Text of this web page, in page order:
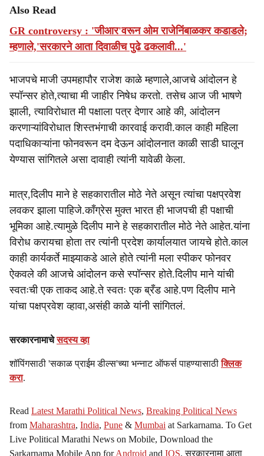
Also Read
GR controversy : 'जीआर'वरून ओम राजेनिंबाळकर कडाडले;
म्हणाले,'सरकारने आता दिवाळीच पुढे ढकलावी...'
भाजपचे माजी उपमहापौर राजेश काळे म्हणाले,आजचे आंदोलन हे
स्पॉन्सर होते,त्याचा मी जाहीर निषेध करतो. तसेच आज जी भाषणे
झाली, त्याविरोधात मी पक्षाला पत्र देणार आहे की, आंदोलन
करणाऱ्यांविरोधात शिस्तभंगाची कारवाई करावी.काल काही महिला
पदाधिकाऱ्यांना फोनवरून दम देऊन आंदोलनात काळी साडी घालून
येण्यास सांगितले असा दावाही त्यांनी यावेळी केला.
मात्र,दिलीप माने हे सहकारातील मोठे नेते असून त्यांचा पक्षप्रवेश
लवकर झाला पाहिजे.काँग्रेस मुक्त भारत ही भाजपची ही पक्षाची
भूमिका आहे.त्यामुळे दिलीप माने हे सहकारातील मोठे नेते आहेत.यांना
विरोध करायचा होता तर त्यांनी प्रदेश कार्यालयात जायचे होते.काल
काही कार्यकर्ते माझ्याकडे आले होते त्यांनी मला स्पीकर फोनवर
ऐकवले की आजचे आंदोलन कसे स्पॉन्सर होते.दिलीप माने यांची
स्वतःची एक ताकद आहे.ते स्वतः एक ब्रँड आहे.पण दिलीप माने
यांचा पक्षप्रवेश व्हावा,असंही काळे यांनी सांगितलं.
सरकारनामाचेसदस्य व्हा
शॉपिंगसाठी 'सकाळ प्राईम डील्स'च्या भन्नाट ऑफर्स पाहण्यासाठीक्लिक
करा.
Read Latest Marathi Political News, Breaking Political News
from Maharashtra, India, Pune & Mumbai at Sarkarnama. To Get
Live Political Marathi News on Mobile, Download the
Sarkarnama Mobile App forAndroid and IOS. सरकारनामा आता